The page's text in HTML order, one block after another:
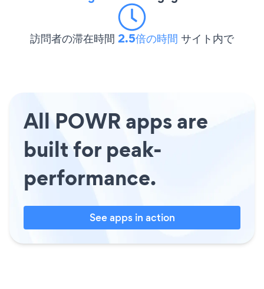
訪問者の滞在時間 2.5倍の時間 サイト内で
All POWR apps are
built for peak-
performance.
See apps in action